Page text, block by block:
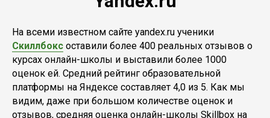
На всеми известном сайте yandex.ru ученики
Скиллбокс оставили более 400 реальных отзывов о
курсах онлайн-школы и выставили более 1000
оценок ей. Средний рейтинг образовательной
платформы на Яндексе составляет 4,0 из 5. Как мы
видим, даже при большом количестве оценок и
отзывов, средняя оценка онлайн-школы Skillbox на